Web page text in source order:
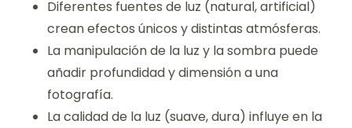
Diferentes fuentes de luz (natural, artificial)
crean efectos únicos y distintas atmósferas.
La manipulación de la luz y la sombra puede
añadir profundidad y dimensión a una
fotografía.
La calidad de la luz (suave, dura) influye en la